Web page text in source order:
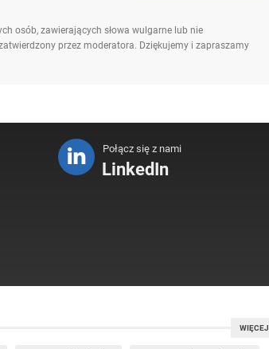
osób, zawierających słowa wulgarne lub nie
przez moderatora. Dziękujemy i zapraszamy
Połącz się z nami
LinkedIn
WIĘCEJ